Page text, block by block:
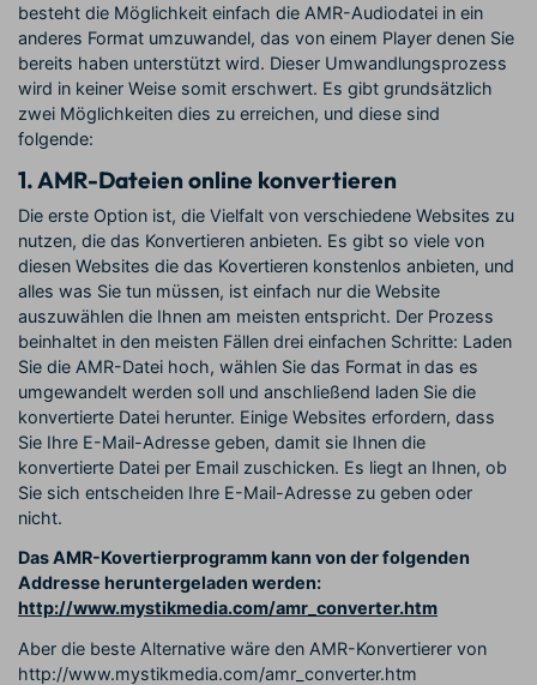
besteht die Möglichkeit einfach die AMR-Audiodatei in ein
anderes Format umzuwandel, das von einem Player denen Sie
bereits haben unterstützt wird. Dieser Umwandlungsprozess
wird in keiner Weise somit erschwert. Es gibt grundsätzlich
zwei Möglichkeiten dies zu erreichen, und diese sind
folgende:
1.AMR-Dateien online konvertieren
Die erste Option ist, die Vielfalt von verschiedene Websites zu
nutzen, die das Konvertieren anbieten. Es gibt so viele von
diesen Websites die das Kovertieren konstenlos anbieten, und
alles was Sie tun müssen, ist einfach nur die Website
auszuwählen die Ihnen am meisten entspricht. Der Prozess
beinhaltet in den meisten Fällen drei einfachen Schritte: Laden
Sie die AMR-Datei hoch, wählen Sie das Format in das es
umgewandelt werden soll und anschließend laden Sie die
konvertierte Datei herunter. Einige Websites erfordern, dass
Sie Ihre E-Mail-Adresse geben, damit sie Ihnen die
konvertierte Datei per Email zuschicken. Es liegt an Ihnen, ob
Sie sich entscheiden Ihre E-Mail-Adresse zu geben oder
nicht.
Das AMR-Kovertierprogramm kann von der folgenden
Addresse heruntergeladen werden:
http://www.mystikmedia.com/amr_converter.htm
Aber die beste Alternative wäre den AMR-Konvertierer von
http://www.mystikmedia.com/amr_converter.htm